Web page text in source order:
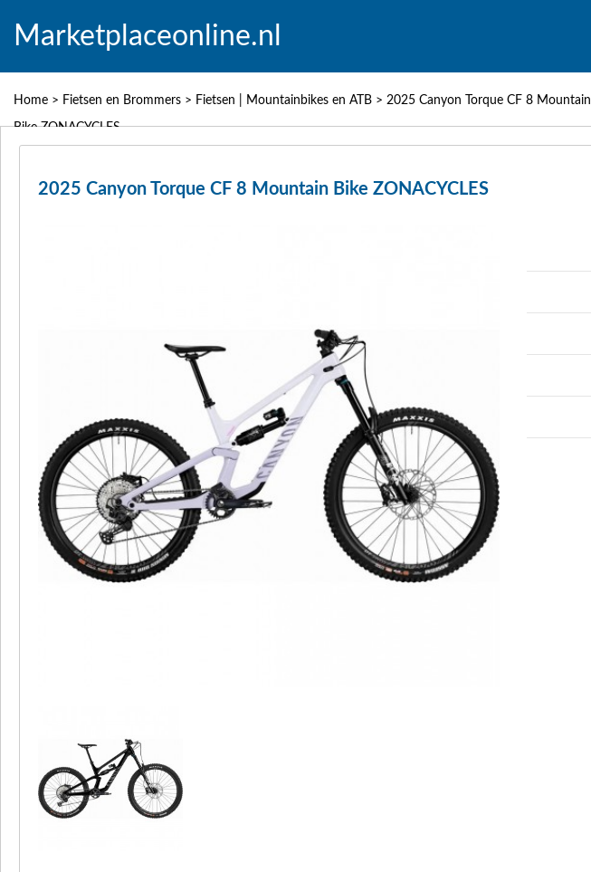
Marketplaceonline.nl
Home > Fietsen en Brommers > Fietsen | Mountainbikes en ATB > 2025 Canyon Torque CF 8 Mountain
Bike ZONACYCLES
2025 Canyon Torque CF 8 Mountain Bike ZONACYCLES